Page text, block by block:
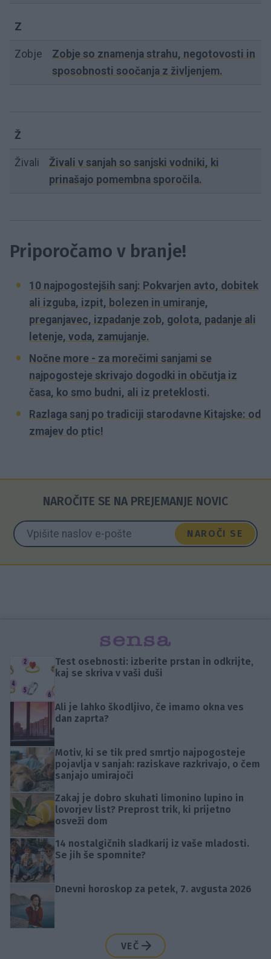
Z
Zobje
Zobje so znamenja strahu, negotovosti in
sposobnosti soočanja z življenjem.
Ž
Živali
Živali v sanjah so sanjski vodniki, ki
prinašajo pomembna sporočila.
Priporočamo v branje!
10 najpogostejših sanj: Pokvarjen avto, dobitek
ali izguba, izpit, bolezen in umiranje,
preganjavec, izpadanje zob, golota, padanje ali
letenje, voda, zamujanje.
Nočne more - za morečimi sanjami se
najpogosteje skrivajo dogodki in občutja iz
časa, ko smo budni, ali iz preteklosti.
Razlaga sanj po tradiciji starodavne Kitajske: od
zmajev do ptic!
NAROČITE SE NA PREJEMANJE NOVIC
NAROČI SE
Test osebnosti: izberite prstan in odkrijte,
kaj se skriva v vaši duši
Ali je lahko škodljivo, če imamo okna ves
dan zaprta?
Motiv, ki se tik pred smrtjo najpogosteje
pojavlja v sanjah: raziskave razkrivajo, o čem
sanjajo umirajoči
Zakaj je dobro skuhati limonino lupino in
lovorjev list? Preprost trik, ki prijetno
osveži dom
14 nostalgičnih sladkarij iz vaše mladosti.
Se jih še spomnite?
Dnevni horoskop za petek, 7. avgusta 2026
VEČ